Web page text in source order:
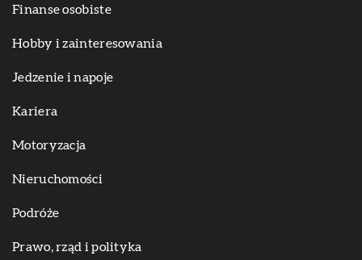
Finanse osobiste
Hobby i zainteresowania
Jedzenie i napoje
Kariera
Motoryzacja
Nieruchomości
Podróże
Prawo, rząd i polityka